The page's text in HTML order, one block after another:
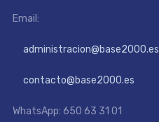
Email:
administracion@base2000.es
contacto@base2000.es
WhatsApp: 650 63 31 01